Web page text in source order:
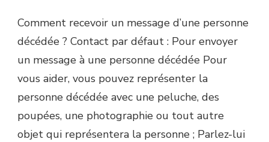
Comment recevoir un message d’une personne
décédée ? Contact par défaut : Pour envoyer
un message à une personne décédée Pour
vous aider, vous pouvez représenter la
personne décédée avec une peluche, des
poupées, une photographie ou tout autre
objet qui représentera la personne ; Parlez-lui